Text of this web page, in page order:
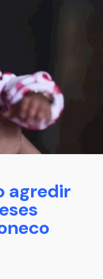
agredir